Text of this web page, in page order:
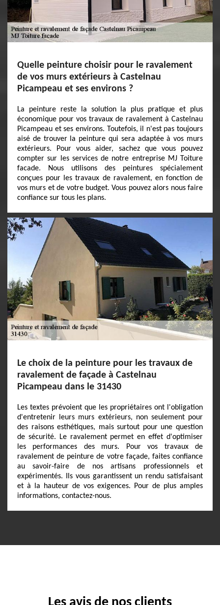
Quelle peinture choisir pour le ravalement
de vos murs extérieurs à Castelnau
Picampeau et ses environs ?
La peinture reste la solution la plus pratique et plus
économique pour vos travaux de ravalement à Castelnau
Picampeau et ses environs. Toutefois, il n'est pas toujours
aisé de trouver la peinture qui sera adaptée à vos murs
extérieurs. Pour vous aider, sachez que vous pouvez
compter sur les services de notre entreprise MJ Toiture
facade. Nous utilisons des peintures spécialement
conçues pour les travaux de ravalement, en fonction de
vos murs et de votre budget. Vous pouvez alors nous faire
confiance sur tous les plans.
Le choix de la peinture pour les travaux de
ravalement de façade à Castelnau
Picampeau dans le 31430
Les textes prévoient que les propriétaires ont l'obligation
d'entretenir leurs murs extérieurs, non seulement pour
des raisons esthétiques, mais surtout pour une question
de sécurité. Le ravalement permet en effet d'optimiser
les performances des murs. Pour vos travaux de
ravalement de peinture de votre façade, faites confiance
au savoir-faire de nos artisans professionnels et
expérimentés. Ils vous garantissent un rendu satisfaisant
et à la hauteur de vos exigences. Pour de plus amples
informations, contactez-nous.